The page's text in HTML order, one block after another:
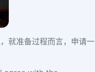
就准备过程而言，申请一